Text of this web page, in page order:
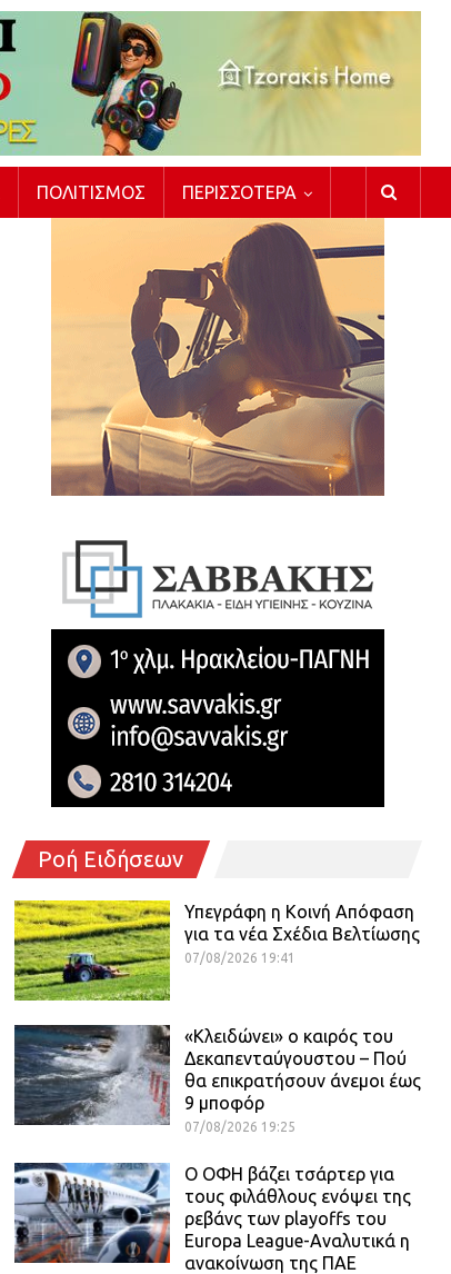
ΠΟΛΙΤΙΣΜΌΣ ΠΕΡΙΣΣΌΤΕΡΑ
Ροή Ειδήσεων
Υπεγράφη η Κοινή Απόφαση
για τα νέα Σχέδια Βελτίωσης
07/08/2026 19:41
«Κλειδώνει» ο καιρός του
Δεκαπενταύγουστου – Πού
θα επικρατήσουν άνεμοι έως
9 μποφόρ
07/08/2026 19:25
Ο ΟΦΗ βάζει τσάρτερ για
τους φιλάθλους ενόψει της
ρεβάνς των playoffs του
Europa League-Αναλυτικά η
ανακοίνωση της ΠΑΕ